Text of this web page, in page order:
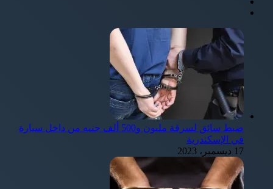
ضبط سائق لسرقة مليون و500 ألف جنيه من داخل سيارة
في الإسكندرية
17 ديسمبر، 2023